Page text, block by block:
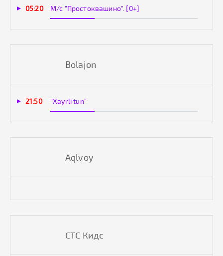
05:20 М/с "Простоквашино". [0+]
Bolajon
21:50 "Xayrli tun"
Aqlvoy
СТС Кидс